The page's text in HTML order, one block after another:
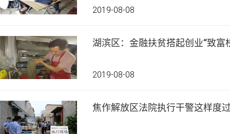
2019-08-08
湖滨区：金融扶贫搭起创业“致富
2019-08-08
焦作解放区法院执行干警这样度